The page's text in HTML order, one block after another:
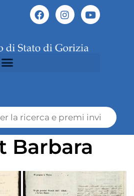
Barbara